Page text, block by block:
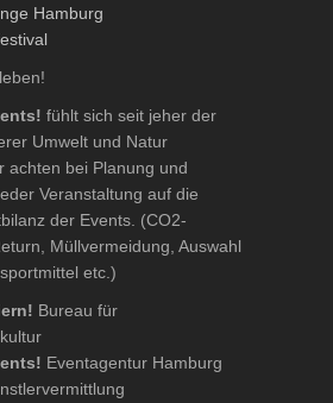
Hamburg
fühlt sich seit jeher der
Umwelt und Natur
achten bei Planung und
Veranstaltung auf die
der Events. (CO2-
Müllvermeidung, Auswahl
etc.)
Bureau für
Eventagentur Hamburg